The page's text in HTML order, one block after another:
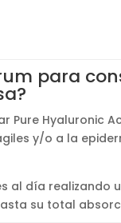
para
Pure Hyaluronic
y/o a la
al día realizando
su total